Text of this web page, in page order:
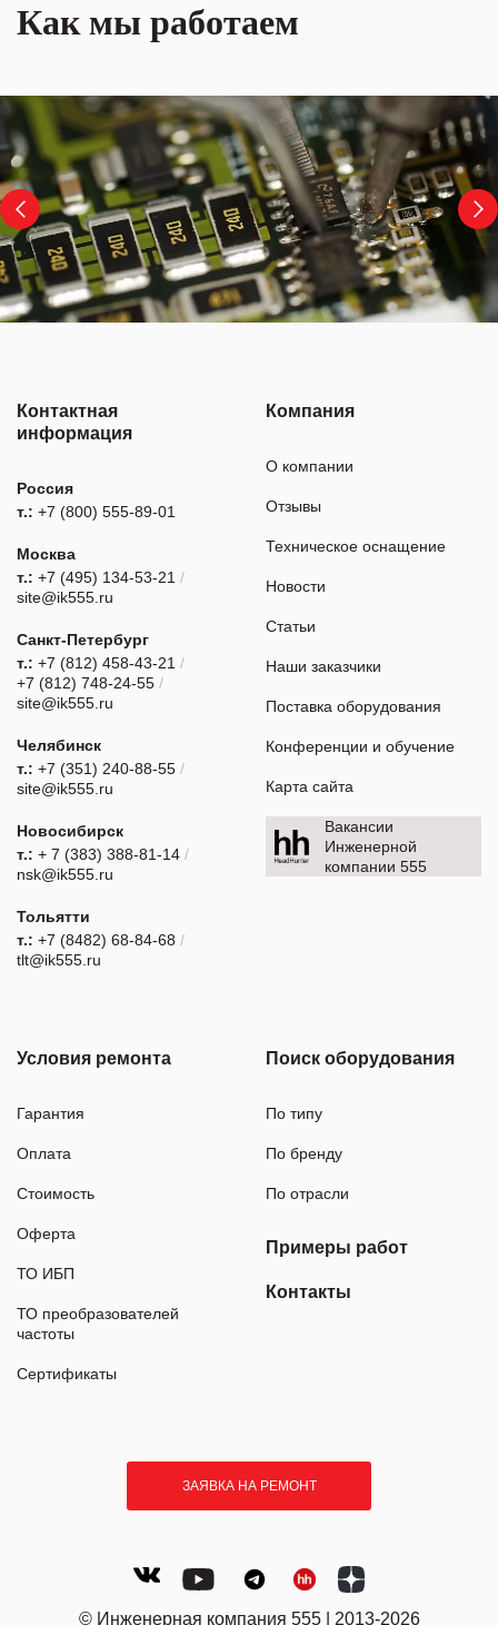
Как мы работаем
Контактная
информация
Россия
т.: +7 (800) 555-89-01
Москва
т.: +7 (495) 134-53-21 /
site@ik555.ru
Санкт-Петербург
т.: +7 (812) 458-43-21 /
+7 (812) 748-24-55 /
site@ik555.ru
Челябинск
т.: +7 (351) 240-88-55 /
site@ik555.ru
Новосибирск
т.: + 7 (383) 388-81-14 /
nsk@ik555.ru
Тольятти
т.: +7 (8482) 68-84-68 /
tlt@ik555.ru
Компания
О компании
Отзывы
Техническое оснащение
Новости
Статьи
Наши заказчики
Поставка оборудования
Конференции и обучение
Карта сайта
Вакансии
Инженерной
компании 555
Условия ремонта
Гарантия
Оплата
Стоимость
Оферта
ТО ИБП
ТО преобразователей
частоты
Сертификаты
Поиск оборудования
По типу
По бренду
По отрасли
Примеры работ
Контакты
ЗАЯВКА НА РЕМОНТ
© Инженерная компания 555 | 2013-2026